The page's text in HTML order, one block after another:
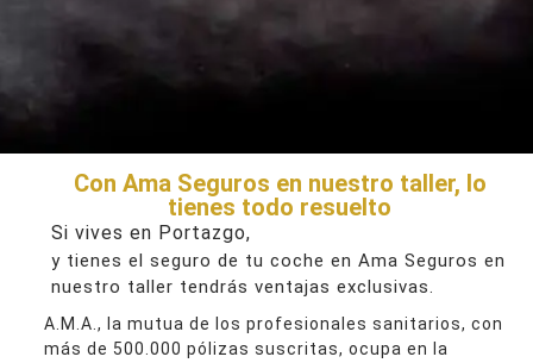
Con Ama Seguros en nuestro taller, lo
tienes todo resuelto
Si vives en Portazgo,
y tienes el seguro de tu coche en Ama Seguros en
nuestro taller tendrás ventajas exclusivas.
A.M.A., la mutua de los profesionales sanitarios, con
más de 500.000 pólizas suscritas, ocupa en la